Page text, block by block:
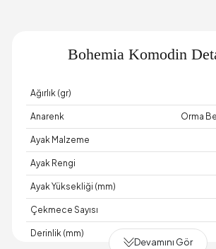
Bohemia Komodin
Ağırlık (gr)
Anarenk Orma
Ayak Malzeme
Ayak Rengi
Ayak Yüksekliği (mm)
Çekmece Sayısı
Derinlik (mm)
Devamını Gör